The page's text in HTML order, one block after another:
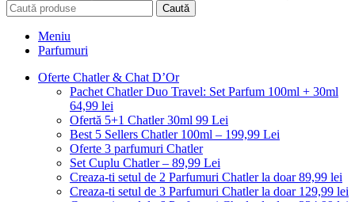
Caută
Meniu
Parfumuri
Oferte Chatler & Chat D’Or
Pachet Chatler Duo Travel: Set Parfum 100ml + 30ml
64,99 lei
Ofertă 5+1 Chatler 30ml 99 Lei
Best 5 Sellers Chatler 100ml – 199,99 Lei
Oferte 3 parfumuri Chatler
Set Cuplu Chatler – 89,99 Lei
Creaza-ti setul de 2 Parfumuri Chatler la doar 89,99 lei
Creaza-ti setul de 3 Parfumuri Chatler la doar 129,99 lei